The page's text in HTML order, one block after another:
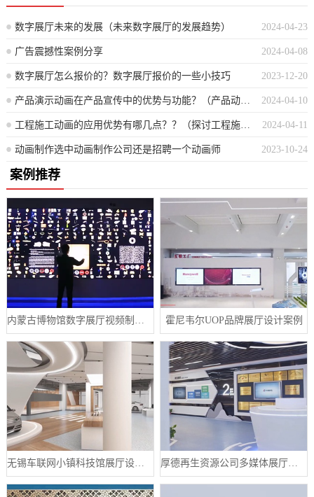
2024-04-23
数字展厅未来的发展（未来数字展厅的发展趋势）
2024-04-08
广告震撼性案例分享
2023-12-20
数字展厅怎么报价的？数字展厅报价的一些小技巧
2024-04-10
产品演示动画在产品宣传中的优势与功能？（产品动画展示如何提升宣传效益及其关键功能探讨）
2024-04-11
工程施工动画的应用优势有哪几点？？（探讨工程施工动画的多方面优势）
2023-10-24
动画制作选中动画制作公司还是招聘一个动画师
案例推荐
霍尼韦尔UOP品牌展厅设计案例
无锡车联网小镇科技馆展厅设计案例 厚德再生资源公司多媒体展厅设计案例